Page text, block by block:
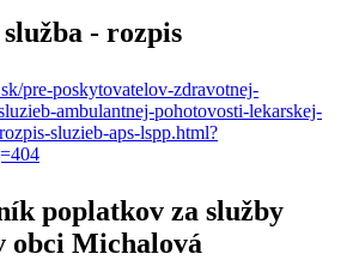
- rozpis
poplatkov za služby
obci Michalová